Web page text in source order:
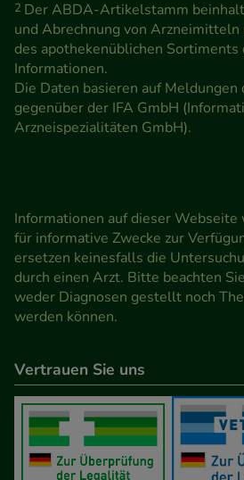
teilweise an Dritte wie z.B.
Medien übertragen werden.
2 Der ABDA-Artikelstamm
und Abrechnung von
des apothekenüblichen
Informationen.
Die Daten basieren auf
gegenüber der IFA GmbH
Arzneispezialitäten GmbH).
Informationen auf dieser Webseite
für informative Zwecke zur
ersetzen keinesfalls die
durch einen Arzt. Bitte beachten
weder Diagnosen gestellt noch
werden können.
Vertrauen Sie uns